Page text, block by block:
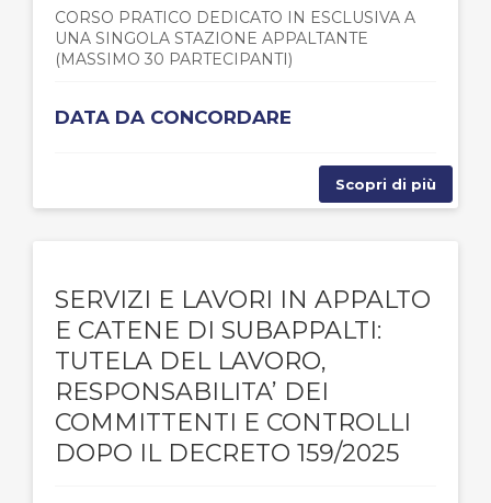
CORSO PRATICO DEDICATO IN ESCLUSIVA A
UNA SINGOLA STAZIONE APPALTANTE
(MASSIMO 30 PARTECIPANTI)
DATA DA CONCORDARE
Scopri di più
SERVIZI E LAVORI IN APPALTO
E CATENE DI SUBAPPALTI:
TUTELA DEL LAVORO,
RESPONSABILITA’ DEI
COMMITTENTI E CONTROLLI
DOPO IL DECRETO 159/2025